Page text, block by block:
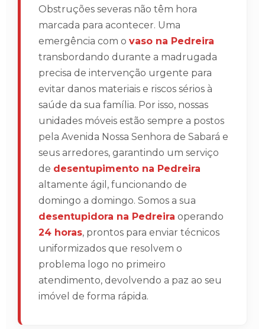
Obstruções severas não têm hora
marcada para acontecer. Uma
emergência com o vaso na Pedreira
transbordando durante a madrugada
precisa de intervenção urgente para
evitar danos materiais e riscos sérios à
saúde da sua família. Por isso, nossas
unidades móveis estão sempre a postos
pela Avenida Nossa Senhora de Sabará e
seus arredores, garantindo um serviço
de desentupimento na Pedreira
altamente ágil, funcionando de
domingo a domingo. Somos a sua
desentupidora na Pedreira operando
24 horas, prontos para enviar técnicos
uniformizados que resolvem o
problema logo no primeiro
atendimento, devolvendo a paz ao seu
imóvel de forma rápida.